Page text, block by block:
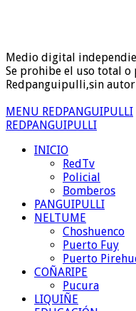
Medio digital
Se prohibe el uso total
Redpanguipulli,sin
MENU REDPANGUIPULLI
REDPANGUIPULLI
INICIO
RedTv
Policial
Bomberos
PANGUIPULLI
NELTUME
Choshuenco
Puerto Fuy
Puerto
COÑARIPE
Pucura
LIQUIÑE